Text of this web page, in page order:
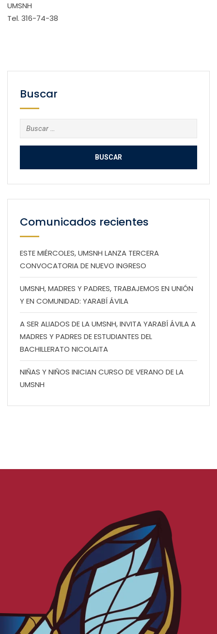
UMSNH
Tel. 316-74-38
Buscar
Buscar:
Comunicados recientes
ESTE MIÉRCOLES, UMSNH LANZA TERCERA
CONVOCATORIA DE NUEVO INGRESO
UMSNH, MADRES Y PADRES, TRABAJEMOS EN UNIÓN
Y EN COMUNIDAD: YARABÍ ÁVILA
A SER ALIADOS DE LA UMSNH, INVITA YARABÍ ÁVILA A
MADRES Y PADRES DE ESTUDIANTES DEL
BACHILLERATO NICOLAITA
NIÑAS Y NIÑOS INICIAN CURSO DE VERANO DE LA
UMSNH